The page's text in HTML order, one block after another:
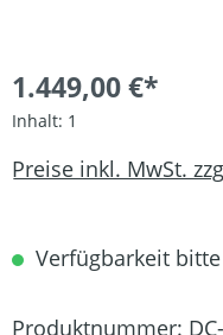
1.449,00 €*
Inhalt: 1
Preise inkl. MwSt.
Verfügbarkeit
Produktnummer: